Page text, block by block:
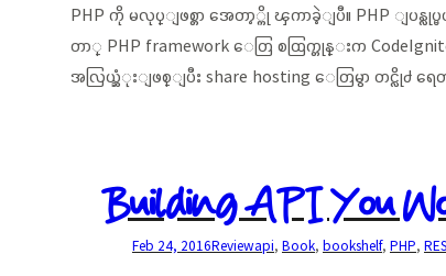
PHP ကို မလုပ္ျဖစ္တာ အေတာ့္ကို ၾကာခဲ့ျပီ။ PHP ျ
တာ္ PHP framework ေတြ စထြက္တုန္းက
အလြယ္ဆံုးျဖစ္ျပီး share hosting ေတြမွာ တင္လို႕
Building API You
Feb 24, 2016Reviewapi, Book, bookshelf, PHP,